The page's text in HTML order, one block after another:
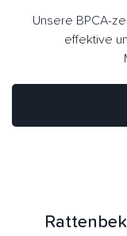
Unsere BPCA-
effektive